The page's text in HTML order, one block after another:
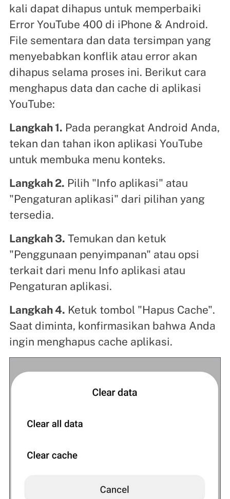
kali dapat dihapus untuk memperbaiki
Error YouTube 400 di iPhone & Android.
File sementara dan data tersimpan yang
menyebabkan konflik atau error akan
dihapus selama proses ini. Berikut cara
menghapus data dan cache di aplikasi
YouTube:
Langkah 1. Pada perangkat Android Anda,
tekan dan tahan ikon aplikasi YouTube
untuk membuka menu konteks.
Langkah 2. Pilih "Info aplikasi" atau
"Pengaturan aplikasi" dari pilihan yang
tersedia.
Langkah 3. Temukan dan ketuk
"Penggunaan penyimpanan" atau opsi
terkait dari menu Info aplikasi atau
Pengaturan aplikasi.
Langkah 4. Ketuk tombol "Hapus Cache".
Saat diminta, konfirmasikan bahwa Anda
ingin menghapus cache aplikasi.